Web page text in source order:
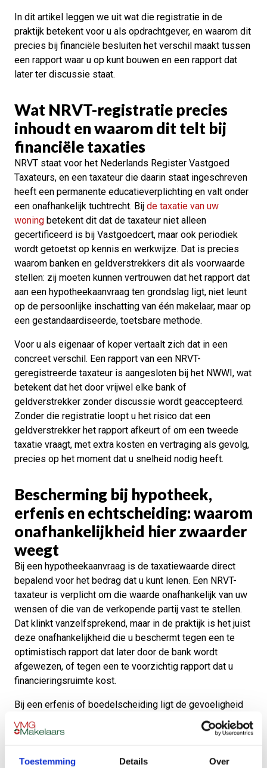
Toestemming Details Over
In dit artikel leggen we uit wat die registratie in de
praktijk betekent voor u als opdrachtgever, en waarom dit
precies bij financiële besluiten het verschil maakt tussen
een rapport waar u op kunt bouwen en een rapport dat
later ter discussie staat.
Wat NRVT-registratie precies
inhoudt en waarom dit telt bij
financiële taxaties
NRVT staat voor het Nederlands Register Vastgoed
Taxateurs, en een taxateur die daarin staat ingeschreven
heeft een permanente educatieverplichting en valt onder
een onafhankelijk tuchtrecht. Bij de taxatie van uw
woning betekent dit dat de taxateur niet alleen
gecertificeerd is bij Vastgoedcert, maar ook periodiek
wordt getoetst op kennis en werkwijze. Dat is precies
waarom banken en geldverstrekkers dit als voorwaarde
stellen: zij moeten kunnen vertrouwen dat het rapport dat
aan een hypotheekaanvraag ten grondslag ligt, niet leunt
op de persoonlijke inschatting van één makelaar, maar op
een gestandaardiseerde, toetsbare methode.
Voor u als eigenaar of koper vertaalt zich dat in een
concreet verschil. Een rapport van een NRVT-
geregistreerde taxateur is aangesloten bij het NWWI, wat
betekent dat het door vrijwel elke bank of
geldverstrekker zonder discussie wordt geaccepteerd.
Zonder die registratie loopt u het risico dat een
geldverstrekker het rapport afkeurt of om een tweede
taxatie vraagt, met extra kosten en vertraging als gevolg,
precies op het moment dat u snelheid nodig heeft.
Bescherming bij hypotheek,
erfenis en echtscheiding: waarom
onafhankelijkheid hier zwaarder
weegt
Bij een hypotheekaanvraag is de taxatiewaarde direct
bepalend voor het bedrag dat u kunt lenen. Een NRVT-
taxateur is verplicht om die waarde onafhankelijk van uw
wensen of die van de verkopende partij vast te stellen.
Dat klinkt vanzelfsprekend, maar in de praktijk is het juist
deze onafhankelijkheid die u beschermt tegen een te
optimistisch rapport dat later door de bank wordt
afgewezen, of tegen een te voorzichtig rapport dat u
financieringsruimte kost.
Bij een erfenis of boedelscheiding ligt de gevoeligheid
ergens anders. Hier gaat het niet om één partij die wil
lenen, maar om meerdere erfgenamen die een eerlijke
verdeling nodig hebben. Een rapport van een
geregistreerde taxateur is voor alle partijen, inclusief de